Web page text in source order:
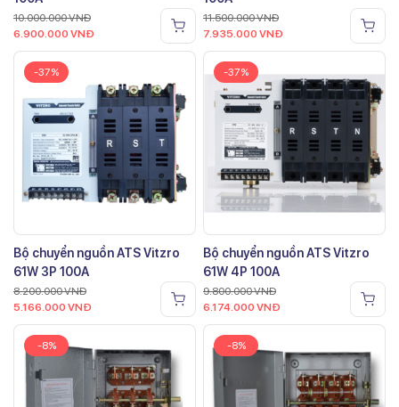
10.000.000VNĐ
6.900.000 VNĐ
11.500.000VNĐ
7.935.000 VNĐ
-37%
Bộ chuyển nguồn ATS Vitzro
61W 3P 100A
8.200.000VNĐ
5.166.000 VNĐ
-37%
Bộ chuyển nguồn ATS Vitzro
61W 4P 100A
9.800.000VNĐ
6.174.000 VNĐ
-8% -8%